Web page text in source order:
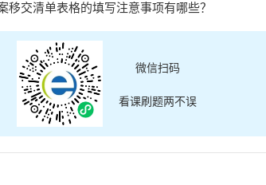
移交清单表格的填写注意事项有哪些？
微信扫码
看课刷题两不误